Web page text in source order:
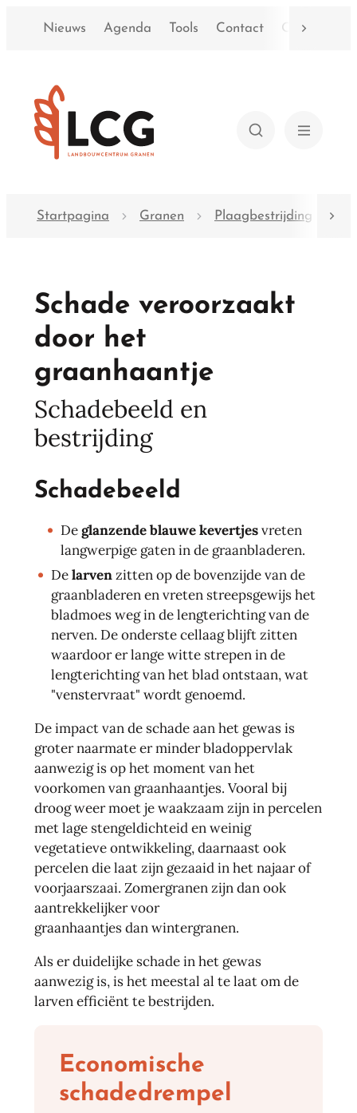
Naar inhoud
scroll
Nieuws Agenda Tools Contact Over LCG
ZoekenMenu
Startpagina Granen Plaagbestrijding
Schade veroorzaakt
door het
graanhaantje
Schadebeeld en
bestrijding
Schadebeeld
Deglanzende blauwe kevertjesvreten
langwerpige gaten in de graanbladeren.
Delarvenzitten op de bovenzijde van de
graanbladeren en vreten streepsgewijs het
bladmoes weg in de lengterichting van de
nerven. De onderste cellaag blijft zitten
waardoor er lange witte strepen in de
lengterichting van het blad ontstaan, wat
"venstervraat" wordt genoemd.
De impact van de schade aan het gewas is
groter naarmate er minder bladoppervlak
aanwezig is op het moment van het
voorkomen van graanhaantjes. Vooral bij
droog weer moet je waakzaam zijn in percelen
met lage stengeldichteid en weinig
vegetatieve ontwikkeling, daarnaast ook
percelen die laat zijn gezaaid in het najaar of
voorjaarszaai. Zomergranen zijn dan ook
aantrekkelijker voor
graanhaantjes dan wintergranen.
Als er duidelijke schade in het gewas
aanwezig is, is het meestal al te laat om de
larven efficiënt te bestrijden.
Economische
schadedrempel